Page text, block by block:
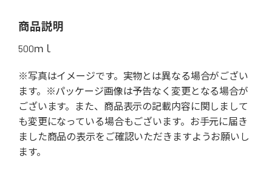
商品説明
500ｍｌ
※写真はイメージです。実物とは異なる場合がござい
ます。※パッケージ画像は予告なく変更となる場合が
ございます。また、商品表示の記載内容に関しまして
も変更になっている場合もございます。お手元に届き
ました商品の表示をご確認いただきますようお願いし
ます。